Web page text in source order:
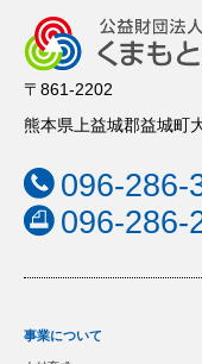
〒861-2202
熊本県上益城郡益城町
096-286-
096-286-
事業について